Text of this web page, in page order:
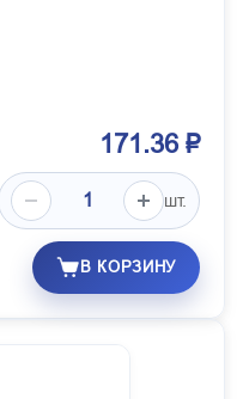
171.36 ₽
шт.
В КОРЗИНУ